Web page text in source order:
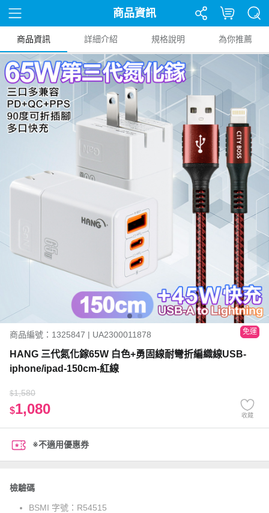
商品資訊
商品資訊 詳細介紹 規格說明 為你推薦
商品編號：1325847 | UA2300011878 免運
HANG 三代氮化鎵65W 白色+勇固線耐彎折編織線USB-
iphone/ipad-150cm-紅線
$1,580
$1,080 收藏
※不適用優惠券
檢驗碼
BSMI 字號： R54515